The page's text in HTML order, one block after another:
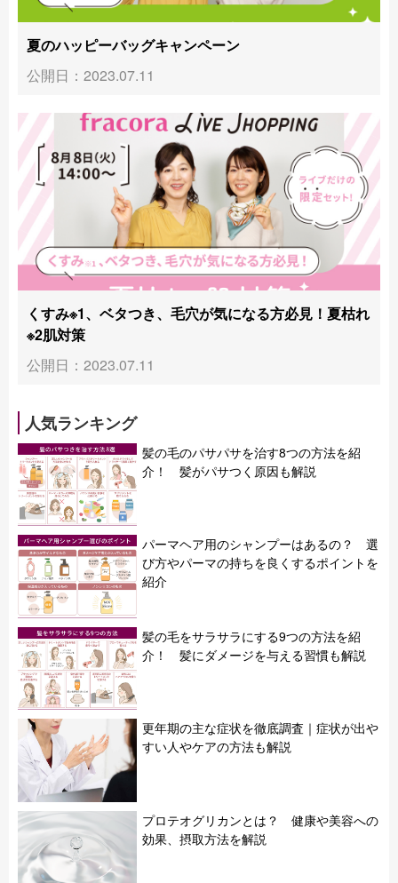
夏のハッピーバッグキャンペーン
公開日：2023.07.11
くすみ※1、ベタつき、毛穴が気になる方必見！夏枯れ
※2肌対策
公開日：2023.07.11
人気ランキング
髪の毛のパサパサを治す8つの方法を紹
介！ 髪がパサつく原因も解説
パーマヘア用のシャンプーはあるの？ 選
び方やパーマの持ちを良くするポイントを
紹介
髪の毛をサラサラにする9つの方法を紹
介！ 髪にダメージを与える習慣も解説
更年期の主な症状を徹底調査｜症状が出や
すい人やケアの方法も解説
プロテオグリカンとは？ 健康や美容への
効果、摂取方法を解説